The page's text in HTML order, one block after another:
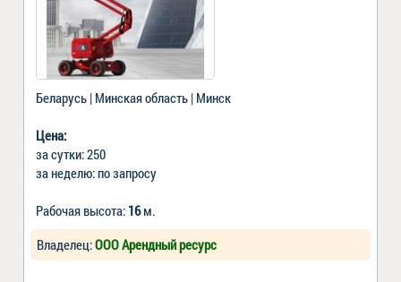
Беларусь | Минская область | Минск
Цена:
за сутки: 250
за неделю: по запросу
Рабочая высота: 16м.
Владелец:ООО Арендный ресурс